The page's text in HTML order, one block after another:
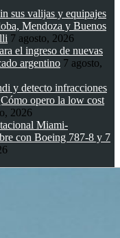
sus valijas y equipajes
Mendoza y Buenos
7 agosto, 2026
el ingreso de nuevas
argentino 7 agosto,
y detecto infracciones
opero la low cost
2026
Miami-
con Boeing 787-8 y 7